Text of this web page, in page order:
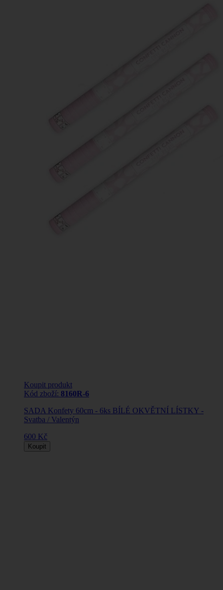
Koupit produkt
Kód zboží: 8160R-6
SADA Konfety 60cm - 6ks BÍLÉ OKVĚTNÍ LÍSTKY -
Svatba / Valentýn
600 Kč
Koupit